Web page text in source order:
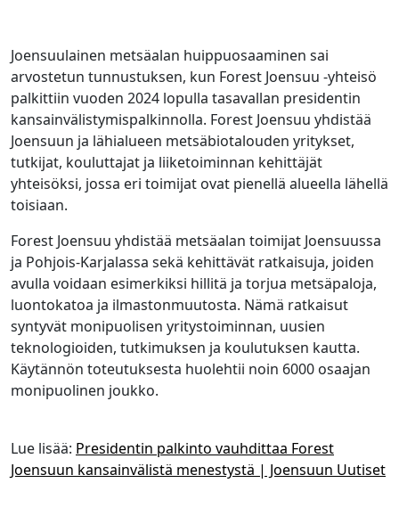
Joensuulainen metsäalan huippuosaaminen sai
arvostetun tunnustuksen, kun Forest Joensuu ‑yhteisö
palkittiin vuoden 2024 lopulla tasavallan presidentin
kansainvälistymispalkinnolla. Forest Joensuu yhdistää
Joensuun ja lähialueen metsäbiotalouden yritykset,
tutkijat, kouluttajat ja liiketoiminnan kehittäjät
yhteisöksi, jossa eri toimijat ovat pienellä alueella lähellä
toisiaan.
Forest Joensuu yhdistää metsäalan toimijat Joensuussa
ja Pohjois-Karjalassa sekä kehittävät ratkaisuja, joiden
avulla voidaan esimerkiksi hillitä ja torjua metsäpaloja,
luontokatoa ja ilmastonmuutosta. Nämä ratkaisut
syntyvät monipuolisen yritystoiminnan, uusien
teknologioiden, tutkimuksen ja koulutuksen kautta.
Käytännön toteutuksesta huolehtii noin 6000 osaajan
monipuolinen joukko.
Lue lisää: Presidentin palkinto vauhdittaa Forest
Joensuun kansainvälistä menestystä | Joensuun Uutiset